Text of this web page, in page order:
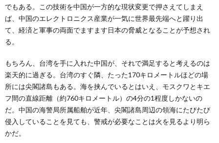
でもある。この技術を中国が一方的な現状変更で押さえてしまえ
ば、中国のエレクトロニクス産業が一気に世界最先端へと躍り出
て、経済と軍事の両面でますます日本の脅威となることが予想され
る。
もちろん、台湾を手に入れた中国が、それで満足すると考えるのは
楽天的に過ぎる。台湾のすぐ隣、たった170キロメートルほどの場
所には尖閣諸島もある。海を挟んでいるとはいえ、モスクワとキエ
フ間の直線距離（約760キロメートル）の4分の1程度しかないの
だ。中国の海警局所属船舶が近年、尖閣諸島周辺の領海にたびたび
侵入していることを見ても、警戒が必要なことは火を見るより明ら
かだ。